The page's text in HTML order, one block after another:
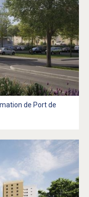
de Port de